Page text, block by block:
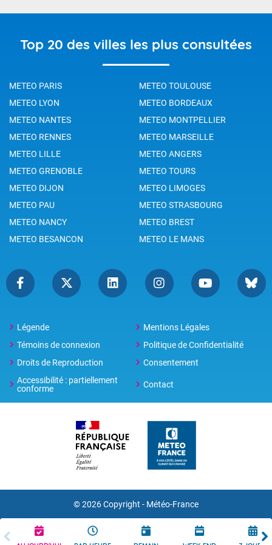
Top 20 des villes les plus consultées
METEO PARIS
METEO TOULOUSE
METEO LYON
METEO BORDEAUX
METEO NANTES
METEO MONTPELLIER
METEO RENNES
METEO MARSEILLE
METEO LILLE
METEO ANGERS
METEO GRENOBLE
METEO TOURS
METEO DIJON
METEO LIMOGES
METEO PAU
METEO STRASBOURG
METEO NANCY
METEO BREST
METEO BESANCON
METEO LE MANS
Légende
Mentions Légales
Témoins de connexion
Politique de Confidentialité
Droits de Reproduction
Consentement
Accessibilité : partiellement
conforme
Contact
© 2026 Copyright - Météo-France